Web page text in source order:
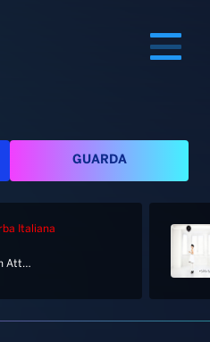
GUARDA
Italiana
La Descrizione Di Un Attimo